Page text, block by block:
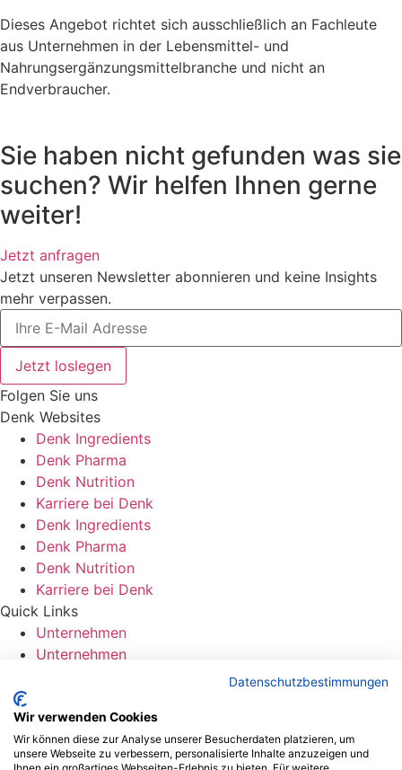
Dieses Angebot richtet sich ausschließlich an Fachleute
aus Unternehmen in der Lebensmittel- und
Nahrungsergänzungsmittelbranche und nicht an
Endverbraucher.
Sie haben nicht gefunden was sie
suchen? Wir helfen Ihnen gerne
weiter!
Jetzt anfragen
Jetzt unseren Newsletter abonnieren und keine Insights
mehr verpassen.
Jetzt loslegen
Folgen Sie uns
Denk Websites
Denk Ingredients
Denk Pharma
Denk Nutrition
Karriere bei Denk
Denk Ingredients
Denk Pharma
Denk Nutrition
Karriere bei Denk
Quick Links
Unternehmen
Unternehmen
Kontakt
Datenschutzbestimmungen
Wir verwenden Cookies
Wir können diese zur Analyse unserer Besucherdaten platzieren, um
unsere Webseite zu verbessern, personalisierte Inhalte anzuzeigen und